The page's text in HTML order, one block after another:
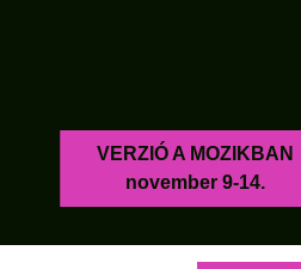
VERZIÓ A MOZIKBAN
november 9-14.